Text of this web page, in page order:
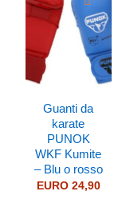
Guanti da
karate
PUNOK
WKF Kumite
– Blu o rosso
EURO24,90